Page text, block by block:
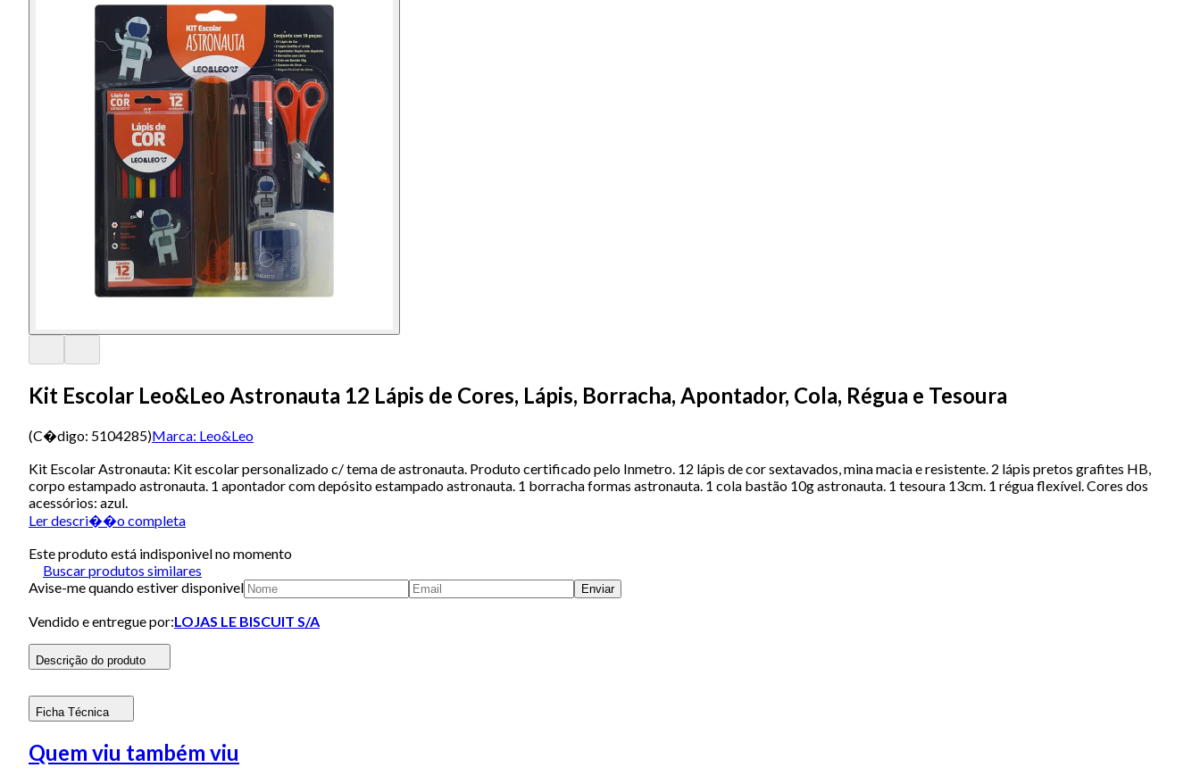
Kit Escolar Leo&Leo Astronauta 12 Lápis de Cores, Lápis, Borracha, Apontador, Cola, Régua e Tesoura
(C�digo: 5104285)Marca: Leo&Leo
Kit Escolar Astronauta: Kit escolar personalizado c/ tema de astronauta. Produto certificado pelo Inmetro. 12 lápis de cor sextavados, mina macia e resistente. 2 lápis pretos grafites HB,
corpo estampado astronauta. 1 apontador com depósito estampado astronauta. 1 borracha formas astronauta. 1 cola bastão 10g astronauta. 1 tesoura 13cm. 1 régua flexível. Cores dos
acessórios: azul.
Ler descri��o completa
Este produto está indisponivel no momento
Buscar produtos similares
Avise-me quando estiver disponivel
Enviar
Vendido e entregue por:LOJAS LE BISCUIT S/A
Descrição do produto
Ficha Técnica
Quem viu também viu